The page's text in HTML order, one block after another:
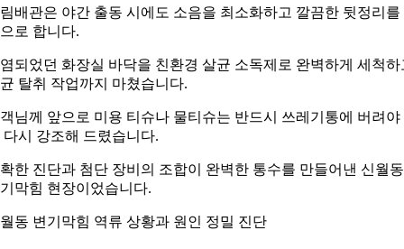
배관은 야간 출동 시에도 소음을 최소화하고 깔끔한 뒷정리를
로 합니다.
되었던 화장실 바닥을 친환경 살균 소독제로 완벽하게 세척하
탈취 작업까지 마쳤습니다.
님께 앞으로 미용 티슈나 물티슈는 반드시 쓰레기통에 버려야
다시 강조해 드렸습니다.
한 진단과 첨단 장비의 조합이 완벽한 통수를 만들어낸 신월동
막힘 현장이었습니다.
동 변기막힘 역류 상황과 원인 정밀 진단